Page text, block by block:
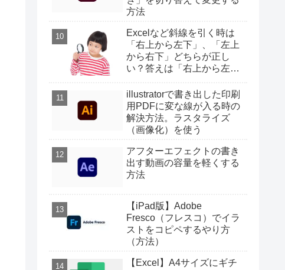
方法
Excelなど斜線を引く時は
「右上から左下」、「左上
から右下」どちらが正し
い？答えは「右上から左
illustratorで書き出した印刷
用PDFに変な線が入る時の
解決方法。ラスタライズ
（画像化）を使う
アフターエフェクトの書き
出す動画の容量を軽くする
方法
【iPad版】Adobe
Fresco（フレスコ）でイラ
ストをコピペするやり方
（方法）
【Excel】A4サイズにギチ